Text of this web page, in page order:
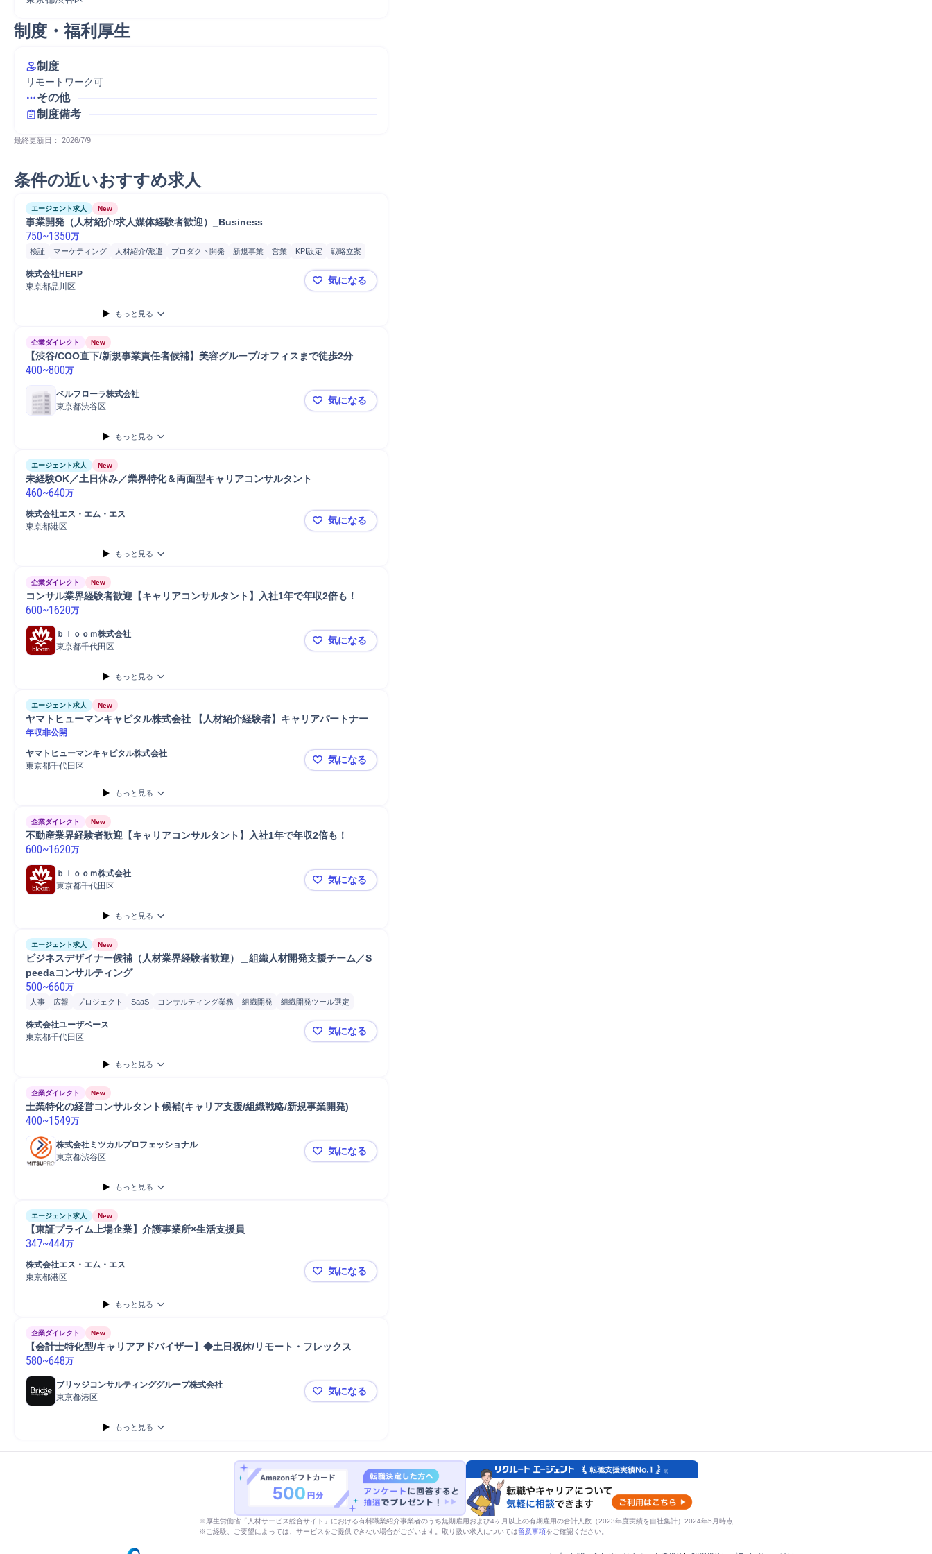
制度・福利厚生
制度
リモートワーク可
その他
制度備考
最終更新日： 2026/7/9
条件の近いおすすめ求人
エージェント求人 New
事業開発（人材紹介/求人媒体経験者歓迎）_Business
750~1350万
検証 マーケティング 人材紹介/派遣 プロダクト開発 新規事業 営業 KPI設定
戦略立案
HERP
法人営業
株式会社HERP
東京都品川区
事業開発（人材紹介/求人媒体経験者歓迎）_Business
気になる
もっと見る
企業ダイレクト New
【渋谷/COO直下/新規事業責任者候補】美容グループ/オフィスまで徒歩2分
400~800万
ベルフローラ株式会社
東京都渋谷区
【渋谷/COO直下/新規事業責任者候補】美容グループ/オフィスまで徒歩2分
気になる
もっと見る
エージェント求人 New
未経験OK／土日休み／業界特化＆両面型キャリアコンサルタント
460~640万
株式会社エス・エム・エス
東京都港区
未経験OK／土日休み／業界特化＆両面型キャリアコンサルタント
気になる
もっと見る
企業ダイレクト New
コンサル業界経験者歓迎【キャリアコンサルタント】入社1年で年収2倍も！
600~1620万
ｂｌｏｏｍ株式会社
東京都千代田区
コンサル業界経験者歓迎【キャリアコンサルタント】入社1年で年収2倍も！
気になる
もっと見る
エージェント求人 New
ヤマトヒューマンキャピタル株式会社 【人材紹介経験者】キャリアパートナー
年収非公開
ヤマトヒューマンキャピタル株式会社
東京都千代田区
ヤマトヒューマンキャピタル株式会社 【人材紹介経験者】キャリアパートナー
気になる
もっと見る
企業ダイレクト New
不動産業界経験者歓迎【キャリアコンサルタント】入社1年で年収2倍も！
600~1620万
ｂｌｏｏｍ株式会社
東京都千代田区
不動産業界経験者歓迎【キャリアコンサルタント】入社1年で年収2倍も！
気になる
もっと見る
エージェント求人 New
ビジネスデザイナー候補（人材業界経験者歓迎）＿組織人材開発支援チーム／S
peedaコンサルティング
500~660万
人事 広報 プロジェクト SaaS コンサルティング業務 組織開発
組織開発ツール選定
コーポレートブランド企画
資金調達目的のコーポレートブラ...
クリエイティブディレクターへ業...
クリエイティブディレクター
ソリューション開発
採用戦略立案
人材開発コンサルティング 人材開発計画策定
組織/人事コンサルティング
コンテンツ企画コンサルティング
コンテンツ編集コンサルティング
戦略策定コンサルティング
コンサルティングプロジェクト
組織課題ヒアリング
組織課題設定
株式会社ユーザベース
東京都千代田区
ビジネスデザイナー候補（人材業界経験者歓迎）＿組織人材開発支援チーム／Speedaコンサルティング
気になる
もっと見る
企業ダイレクト New
士業特化の経営コンサルタント候補(キャリア支援/組織戦略/新規事業開発)
400~1549万
株式会社ミツカルプロフェッショナル
東京都渋谷区
士業特化の経営コンサルタント候補(キャリア支援/組織戦略/新規事業開発)
気になる
もっと見る
エージェント求人 New
【東証プライム上場企業】介護事業所×生活支援員
347~444万
株式会社エス・エム・エス
東京都港区
【東証プライム上場企業】介護事業所×生活支援員
気になる
もっと見る
企業ダイレクト New
【会計士特化型/キャリアアドバイザー】◆土日祝休/リモート・フレックス
580~648万
ブリッジコンサルティンググループ株式会社
東京都港区
【会計士特化型/キャリアアドバイザー】◆土日祝休/リモート・フレックス
気になる
もっと見る
※厚生労働省「人材サービス総合サイト」における有料職業紹介事業者のうち無期雇用および4ヶ月以上の有期雇用の合計人数（2023年度実績を自社集計）2024年5月時点
※ご経験、ご要望によっては、サービスをご提供できない場合がございます。取り扱い求人については留意事項をご確認ください。